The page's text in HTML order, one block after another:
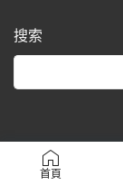
搜索
首頁